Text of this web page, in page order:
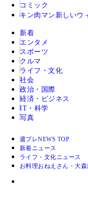
コミック
キン肉マン 新しいウ
新着
エンタメ
スポーツ
クルマ
ライフ・文化
社会
政治・国際
経済・ビジネス
IT・科学
写真
週プレNEWS TOP
新着ニュース
ライフ・文化ニュース
お料理おねえさん・大